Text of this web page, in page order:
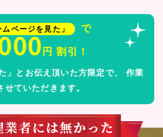
ムページを見た」 で
円 割引！
」とお伝え頂いた方限定で、
作業
ていただきます。